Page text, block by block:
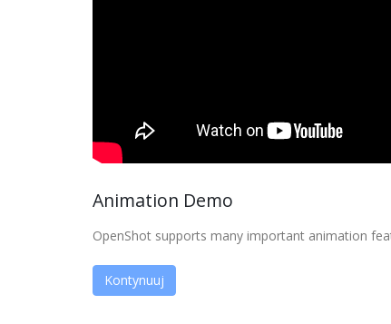
Animation Demo
OpenShot supports many important animation
Kontynuuj